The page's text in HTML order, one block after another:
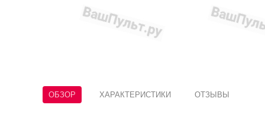
ОБЗОР ХАРАКТЕРИСТИКИ ОТЗЫВЫ